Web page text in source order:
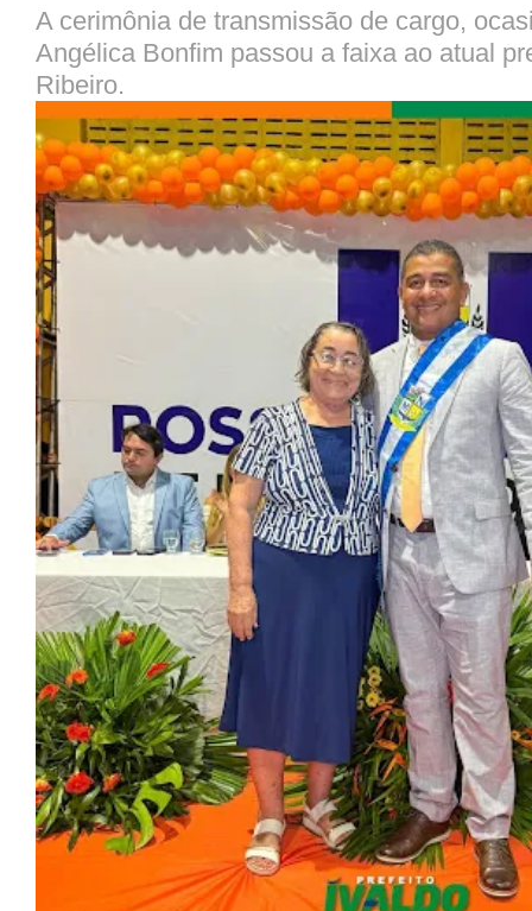
A cerimônia de transmissão de cargo,
Angélica Bonfim passou a faixa ao atual
Ribeiro.